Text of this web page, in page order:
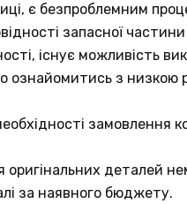
є безпроблемним
запасної
існує можливість
з
замовлення
оригінальних деталей
за наявного бюджету.